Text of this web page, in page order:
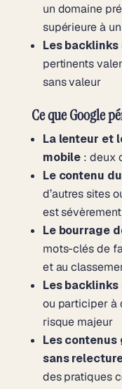
un domaine
supérieure à
Les
pertinents
sans valeur
Ce que Google
La lenteur et
mobile : deux
Le contenu
d’autres sites
est
Le bourrage
mots-clés de
et au
Les
ou participer à
risque majeur
Les contenus
sans
des pratiques